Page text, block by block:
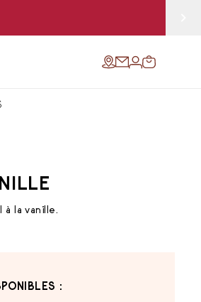
la vanille.
: